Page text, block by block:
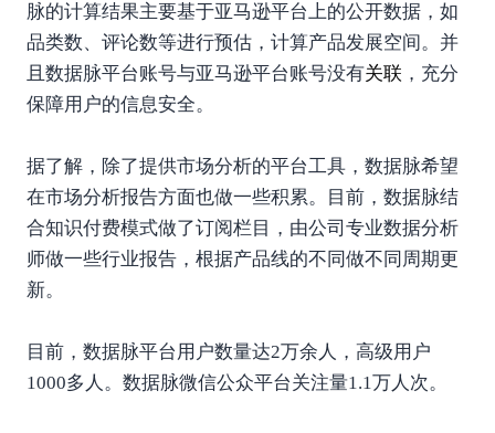
脉的计算结果主要基于亚马逊平台上的公开数据，如
品类数、评论数等进行预估，计算产品发展空间。并
且数据脉平台账号与亚马逊平台账号没有关联 ，充分
保障用户的信息安全。
据了解，除了提供市场分析的平台工具，数据脉希望
在市场分析报告方面也做一些积累。目前，数据脉结
合知识付费模式做了订阅栏目，由公司专业数据分析
师做一些行业报告，根据产品线的不同做不同周期更
新。
目前，数据脉平台用户数量达2万余人，高级用户
1000多人。数据脉微信公众平台关注量1.1万人次。